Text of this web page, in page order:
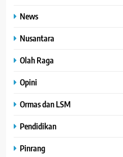
News
Nusantara
Olah Raga
Opini
Ormas dan LSM
Pendidikan
Pinrang